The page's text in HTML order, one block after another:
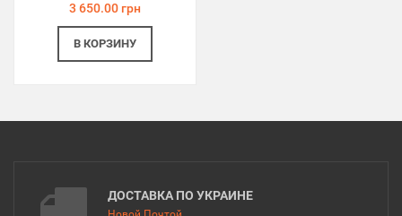
3 650.00 грн
В КОРЗИНУ
ДОСТАВКА ПО УКРАИНЕ